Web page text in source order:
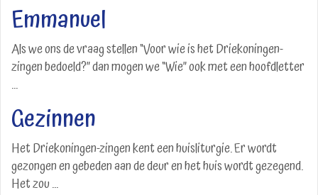
Emmanuel
Als we ons de vraag stellen “Voor wie is het Driekoningen-
zingen bedoeld?” dan mogen we “Wie” ook met een hoofdletter
...
Gezinnen
Het Driekoningen-zingen kent een huisliturgie. Er wordt
gezongen en gebeden aan de deur en het huis wordt gezegend.
Het zou ...